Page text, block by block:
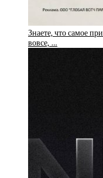
Знаете, что самое
вовсе, …